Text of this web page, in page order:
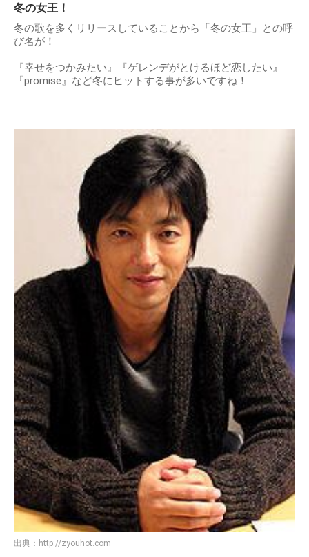
冬の女王！
冬の歌を多くリリースしていることから「冬の女王」との呼
び名が！
『幸せをつかみたい』『ゲレンデがとけるほど恋したい』
『promise』など冬にヒットする事が多いですね！
出典： http://zyouhot.com